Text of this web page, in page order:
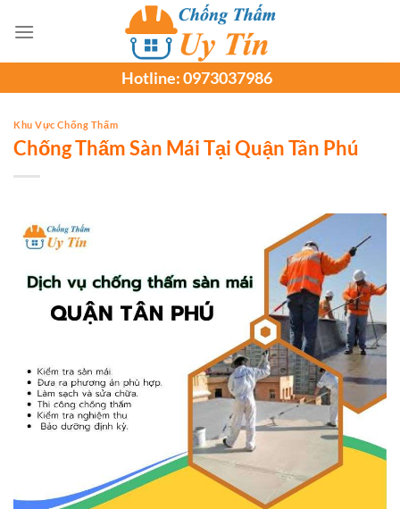
đến
Hotline:0973037986
Khu Vực Chống Thấm
Chống Thấm Sàn Mái Tại Quận Tân Phú